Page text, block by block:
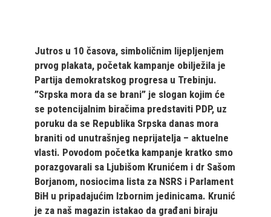
Jutros u 10 časova, simboličnim lijepljenjem
prvog plakata, početak kampanje obilježila je
Partija demokratskog progresa u Trebinju.
”Srpska mora da se brani” je slogan kojim će
se potencijalnim biračima predstaviti PDP, uz
poruku da se Republika Srpska danas mora
braniti od unutrašnjeg neprijatelja – aktuelne
vlasti. Povodom početka kampanje kratko smo
porazgovarali sa Ljubišom Krunićem i dr Sašom
Borjanom, nosiocima lista za NSRS i Parlament
BiH u pripadajućim Izbornim jedinicama. Krunić
je za naš magazin istakao da građani biraju